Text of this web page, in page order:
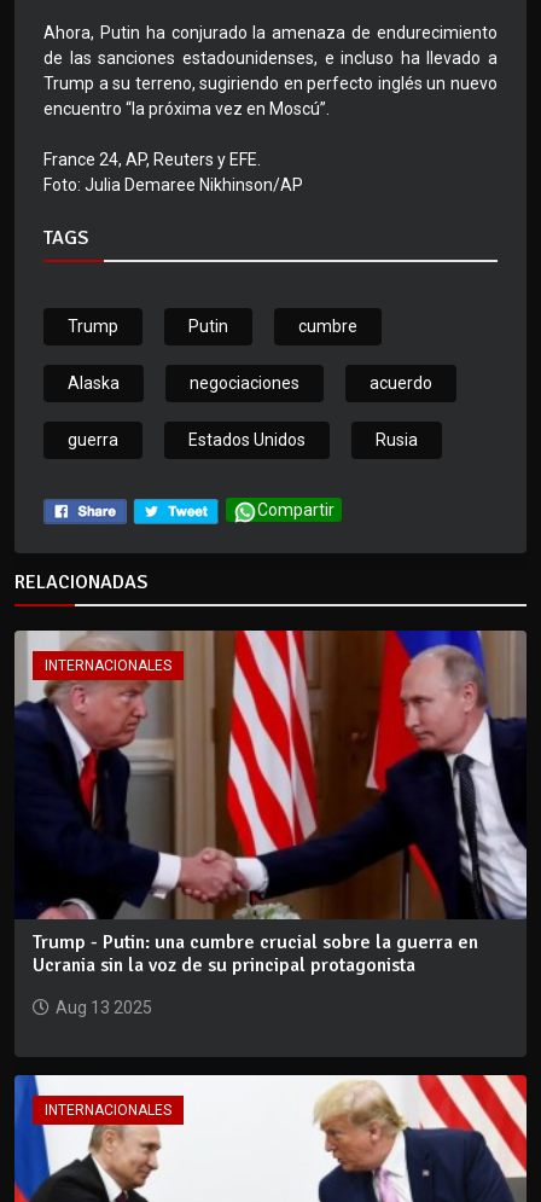
Ahora, Putin ha conjurado la amenaza de endurecimiento
de las sanciones estadounidenses, e incluso ha llevado a
Trump a su terreno, sugiriendo en perfecto inglés un nuevo
encuentro “la próxima vez en Moscú”.
France 24, AP, Reuters y EFE.
Foto: Julia Demaree Nikhinson/AP
TAGS
Trump Putin cumbre
Alaska negociaciones acuerdo
guerra Estados Unidos Rusia
Compartir
RELACIONADAS
INTERNACIONALES
Trump - Putin: una cumbre crucial sobre la guerra en
Ucrania sin la voz de su principal protagonista
Aug 13 2025
INTERNACIONALES